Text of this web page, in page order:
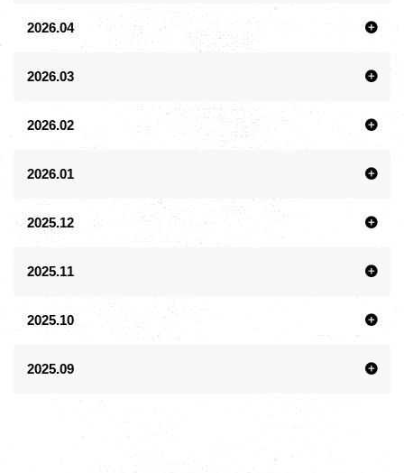
2026.04
2026.03
2026.02
2026.01
2025.12
2025.11
2025.10
2025.09